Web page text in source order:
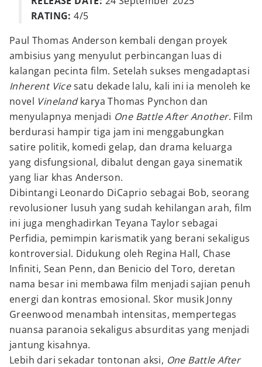
RATING: 4/5
Paul Thomas Anderson kembali dengan proyek
ambisius yang menyulut perbincangan luas di
kalangan pecinta film. Setelah sukses mengadaptasi
Inherent Vicesatu dekade lalu, kali ini ia menoleh ke
novel Vinelandkarya Thomas Pynchon dan
menyulapnya menjadi One Battle After Another. Film
berdurasi hampir tiga jam ini menggabungkan
satire politik, komedi gelap, dan drama keluarga
yang disfungsional, dibalut dengan gaya sinematik
yang liar khas Anderson.
Dibintangi Leonardo DiCaprio sebagai Bob, seorang
revolusioner lusuh yang sudah kehilangan arah, film
ini juga menghadirkan Teyana Taylor sebagai
Perfidia, pemimpin karismatik yang berani sekaligus
kontroversial. Didukung oleh Regina Hall, Chase
Infiniti, Sean Penn, dan Benicio del Toro, deretan
nama besar ini membawa film menjadi sajian penuh
energi dan kontras emosional. Skor musik Jonny
Greenwood menambah intensitas, mempertegas
nuansa paranoia sekaligus absurditas yang menjadi
jantung kisahnya.
Lebih dari sekadar tontonan aksi, One Battle After